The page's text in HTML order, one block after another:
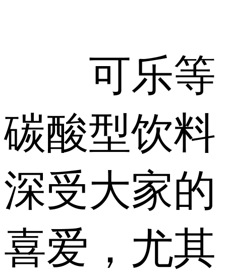
可乐等
碳酸型饮料
深受大家的
喜爱，尤其